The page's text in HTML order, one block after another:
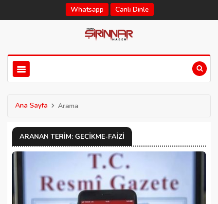
Whatsapp Canlı Dinle
Ana Sayfa Arama
ARANAN TERIM: GECIKME-FAIZI